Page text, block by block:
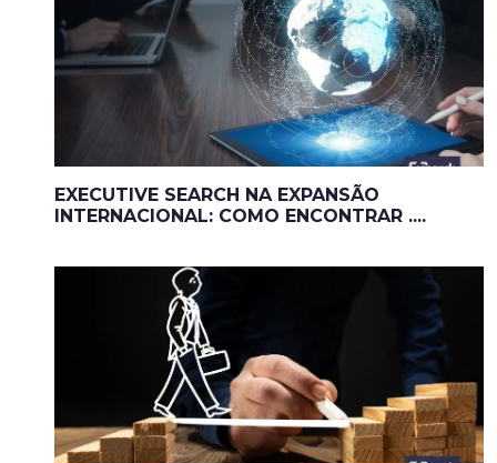
EXECUTIVE SEARCH NA EXPANSÃO
INTERNACIONAL: COMO ENCONTRAR ....